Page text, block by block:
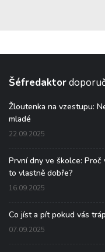
Šéfredaktor
Žloutenka na vzestupu:
mladé
22.09.2025
První dny ve školce:
to vlastně dobře?
16.09.2025
Co jíst a pít pokud vás
07.09.2025